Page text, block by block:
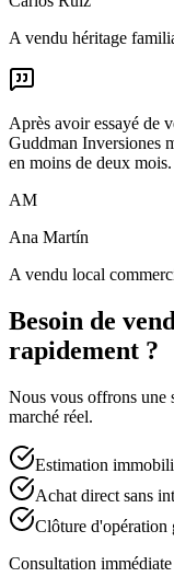
A vendu héritage
Après avoir essayé de
Guddman Inversiones
en moins de deux
AM
Ana Martín
A vendu local
Besoin de
rapidement ?
Nous vous offrons une
marché réel.
Estimation
Achat direct sans
Clôture d'opération
Consultation immédiate